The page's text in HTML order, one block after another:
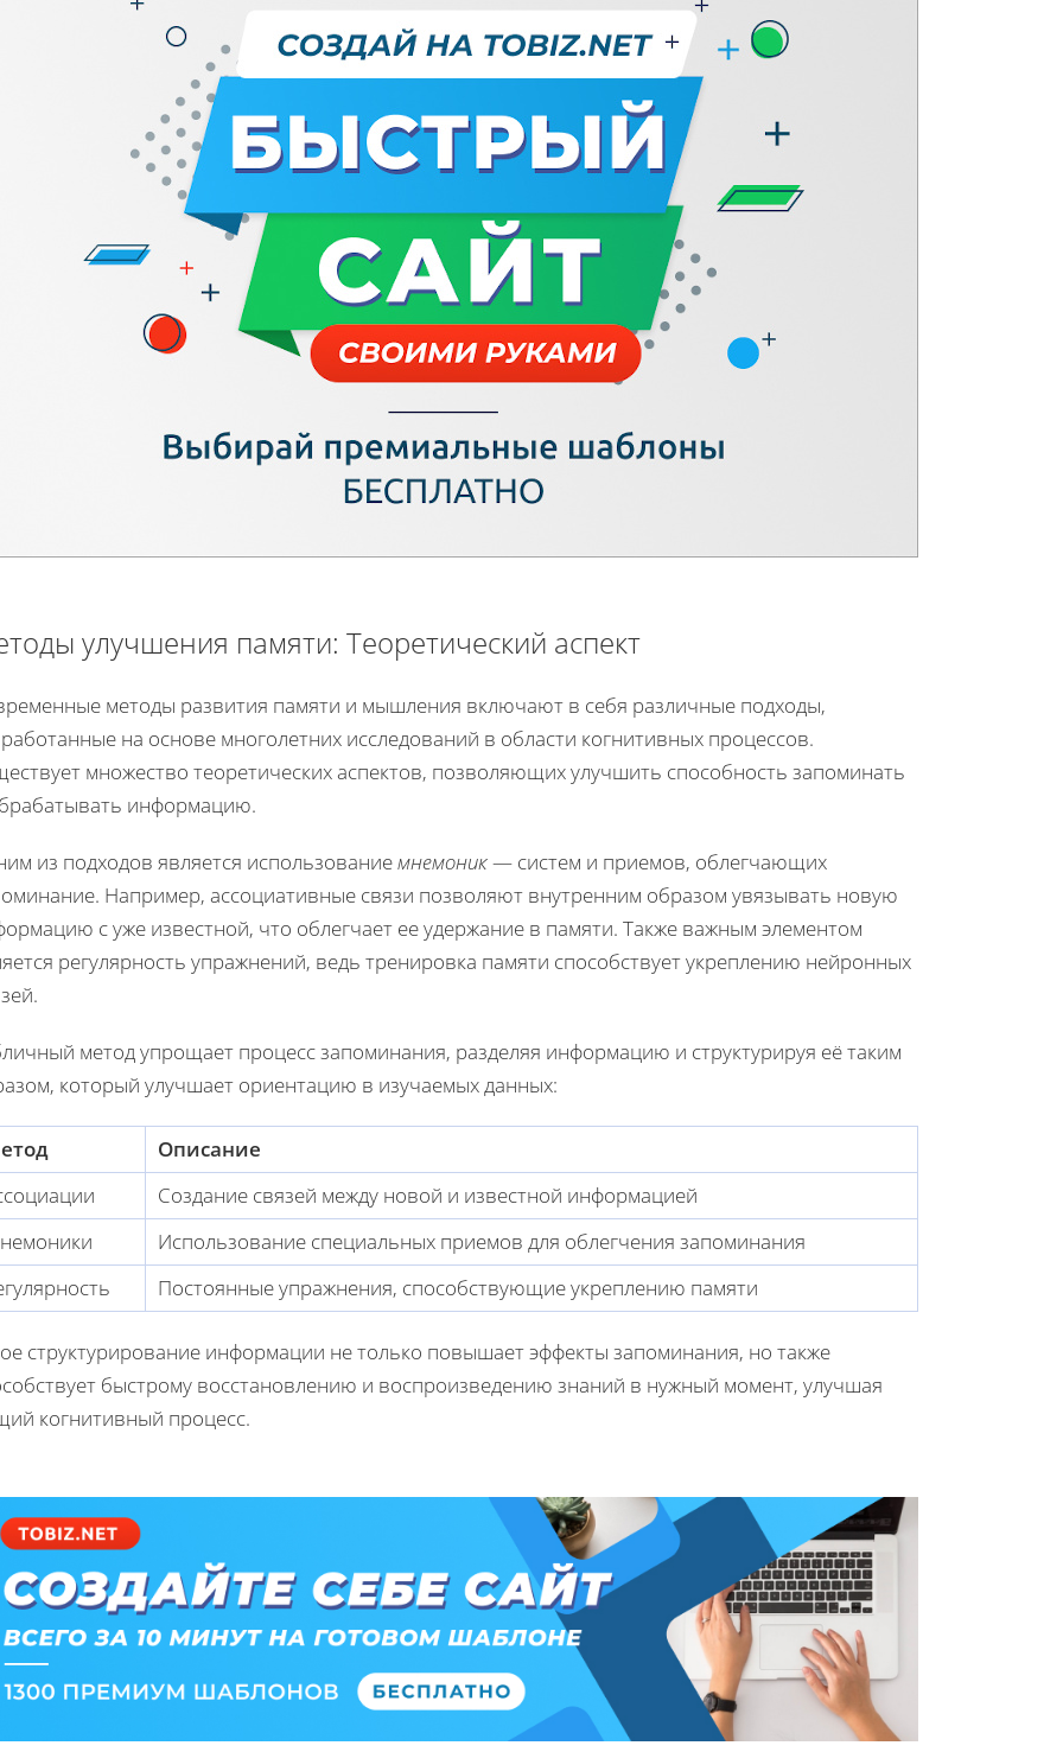
улучшения памяти: Теоретический аспект
методы развития памяти и мышления включают в себя различные подходы,
на основе многолетних исследований в области когнитивных процессов.
множество теоретических аспектов, позволяющих улучшить способность запоминать
информацию.
из подходов является использованиемнемоник— систем и приемов, облегчающих
Например, ассоциативные связи позволяют внутренним образом увязывать новую
с уже известной, что облегчает ее удержание в памяти. Также важным элементом
регулярность упражнений, ведь тренировка памяти способствует укреплению нейронных
метод упрощает процесс запоминания, разделяя информацию и структурируя её таким
который улучшает ориентацию в изучаемых данных:
Описание
Создание связей между новой и известной информацией
Использование специальных приемов для облегчения запоминания
Постоянные упражнения, способствующие укреплению памяти
структурирование информации не только повышает эффекты запоминания, но также
быстрому восстановлению и воспроизведению знаний в нужный момент, улучшая
когнитивный процесс.